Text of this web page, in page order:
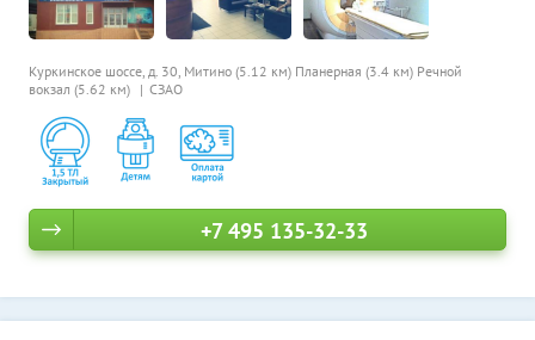
Куркинское шоссе, д. 30, Митино (5.12 км) Планерная (3.4 км) Речной
вокзал (5.62 км)
СЗАО
+7 495 135-32-33